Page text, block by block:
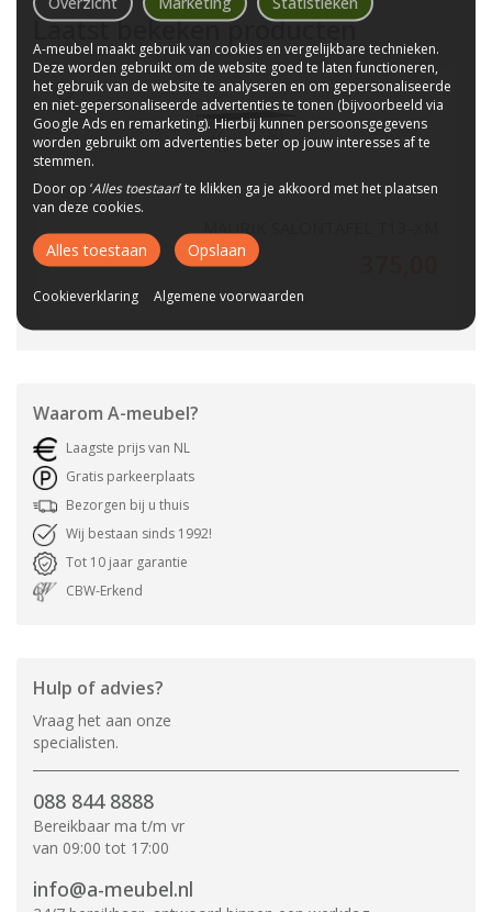
Laatst bekeken producten
Waarom A-meubel?
Laagste prijs van NL
Gratis parkeerplaats
Bezorgen bij u thuis
Wij bestaan sinds 1992!
Tot 10 jaar garantie
CBW-Erkend
Hulp of advies?
Vraag het aan onze
specialisten.
088 844 8888
Bereikbaar ma t/m vr
van 09:00 tot 17:00
info@a-meubel.nl
A-meubel maakt gebruik van cookies en vergelijkbare technieken.
Deze worden gebruikt om de website goed te laten functioneren,
het gebruik van de website te analyseren en om gepersonaliseerde
en niet-gepersonaliseerde advertenties te tonen (bijvoorbeeld via
Google Ads en remarketing). Hierbij kunnen persoonsgegevens
worden gebruikt om advertenties beter op jouw interesses af te
stemmen.
Door op ‘Alles toestaan’ te klikken ga je akkoord met het plaatsen
van deze cookies.
Alles toestaan Opslaan
Cookieverklaring Algemene voorwaarden